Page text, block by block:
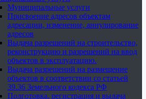
Муниципальные услуги
Присвоение адресов объектам
адресации, изменение, аннулирование
адресов
Выдача разрешений на строительство,
реконструкцию и разрешений на ввод
объектов в эксплуатацию.
Выдача разрешений на размещение
объектов в соответствии со статьей
39.36 Земельного кодекса РФ
Подготовка, регистрация и выдача